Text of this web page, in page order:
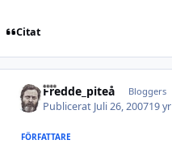
Citat
Fredde_piteå Bloggers
Publicerat Juli 26, 200719 yr
FÖRFATTARE